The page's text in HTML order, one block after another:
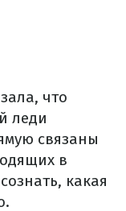
что
леди
связаны
в
какая